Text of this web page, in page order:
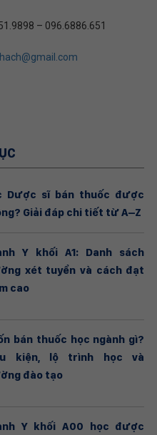
– 096.6886.651
Dược sĩ bán thuốc được
Giải đáp chi tiết từ A–Z
Y khối A1: Danh sách
xét tuyển và cách đạt
cao
bán thuốc học ngành gì?
kiện, lộ trình học và
đào tạo
Y khối A00 học được